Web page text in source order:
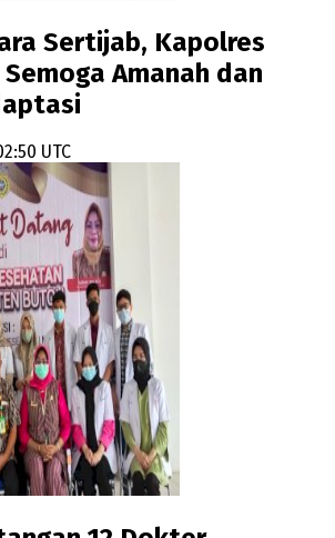
Sertijab, Kapolres
Amanah dan
UTC